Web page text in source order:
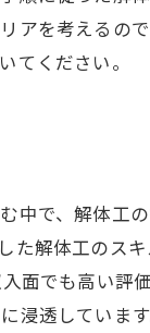
アを考えるの
てください。
中で、解体工
た解体工のス
面でも高い評
浸透していま